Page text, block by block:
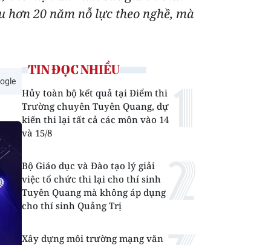
20 năm nỗ lực theo nghề, mà
TIN ĐỌC NHIỀU
Hủy toàn bộ kết quả tại Điểm thi
Trường chuyên Tuyên Quang, dự
kiến thi lại tất cả các môn vào 14
và 15/8
Bộ Giáo dục và Đào tạo lý giải
việc tổ chức thi lại cho thí sinh
Tuyên Quang mà không áp dụng
cho thí sinh Quảng Trị
Xây dựng môi trường mạng văn